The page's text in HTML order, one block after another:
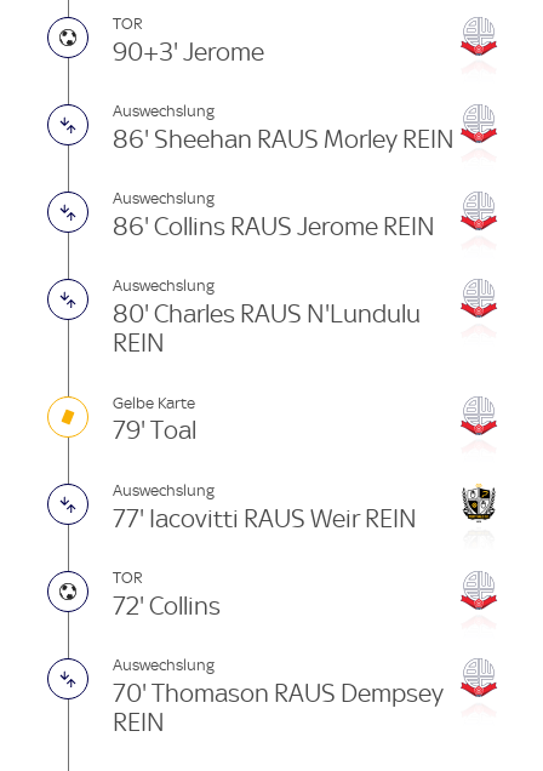
TOR
90+3' Jerome
Auswechslung
86' Sheehan RAUS Morley REIN
Auswechslung
86' Collins RAUS Jerome REIN
Auswechslung
80' Charles RAUS N'Lundulu
REIN
Gelbe Karte
79' Toal
Auswechslung
77' Iacovitti RAUS Weir REIN
TOR
72' Collins
Auswechslung
70' Thomason RAUS Dempsey
REIN